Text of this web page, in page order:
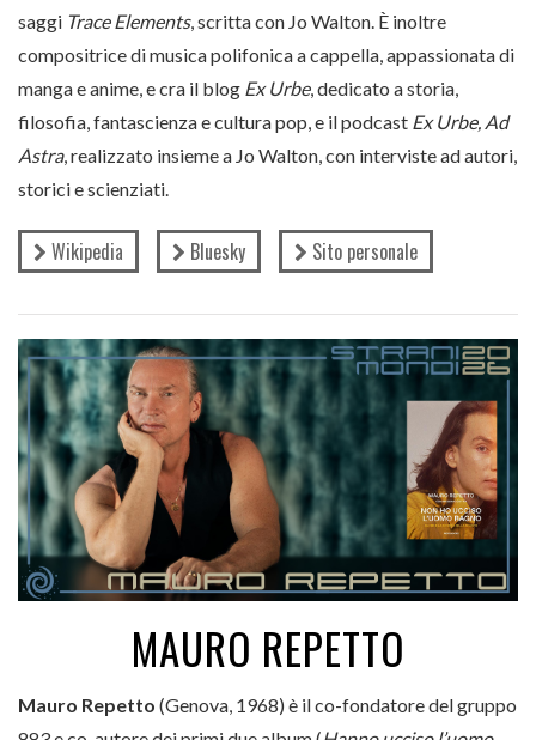
saggi Trace Elements, scritta con Jo Walton. È inoltre
compositrice di musica polifonica a cappella, appassionata di
manga e anime, e cra il blog Ex Urbe, dedicato a storia,
filosofia, fantascienza e cultura pop, e il podcast Ex Urbe, Ad
Astra, realizzato insieme a Jo Walton, con interviste ad autori,
storici e scienziati.
Wikipedia Bluesky Sito personale
MAURO REPETTO
Mauro Repetto (Genova, 1968) è il co-fondatore del gruppo